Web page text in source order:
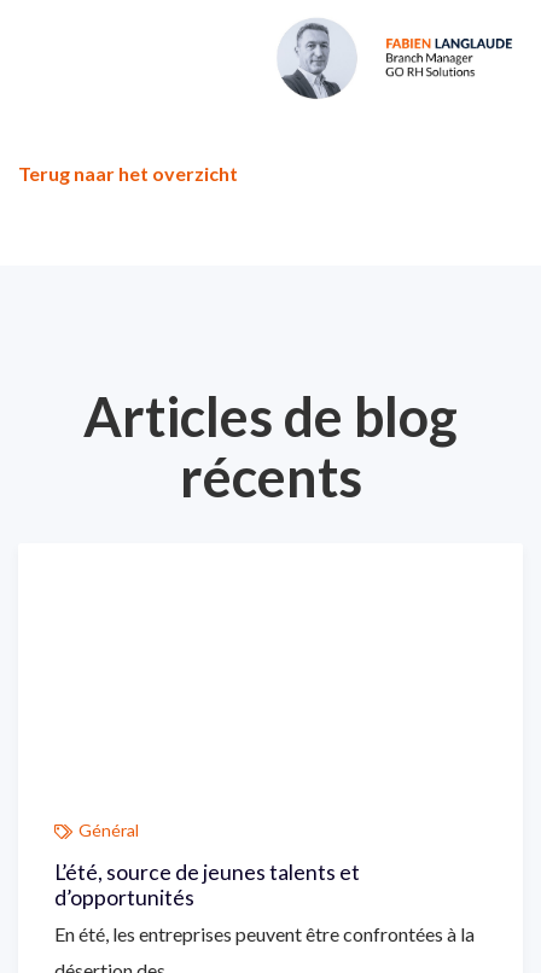
Terug naar het overzicht
Articles de blog
récents
Général
L’été, source de jeunes talents et
d’opportunités
En été, les entreprises peuvent être confrontées à la